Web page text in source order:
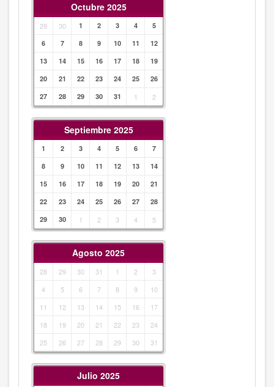
Octubre 2025
29 30 1 2 3 4
5
6
7 8 9 10 11
12
13
14 15 16 17 18
19
20
21 22 23 24 25
26
27
28 29 30 31 1 2
Septiembre 2025
1 2 3 4 5 6
7
8
9 10 11 12 13
14
15
16 17 18 19 20
21
22
23 24 25 26 27
28
29
30 1 2 3 4 5
Agosto 2025
28 29 30 31 1 2
3
4
5 6 7 8 9
10
11
12 13 14 15 16
17
18
19 20 21 22 23
24
25
26 27 28 29 30 31
Julio 2025